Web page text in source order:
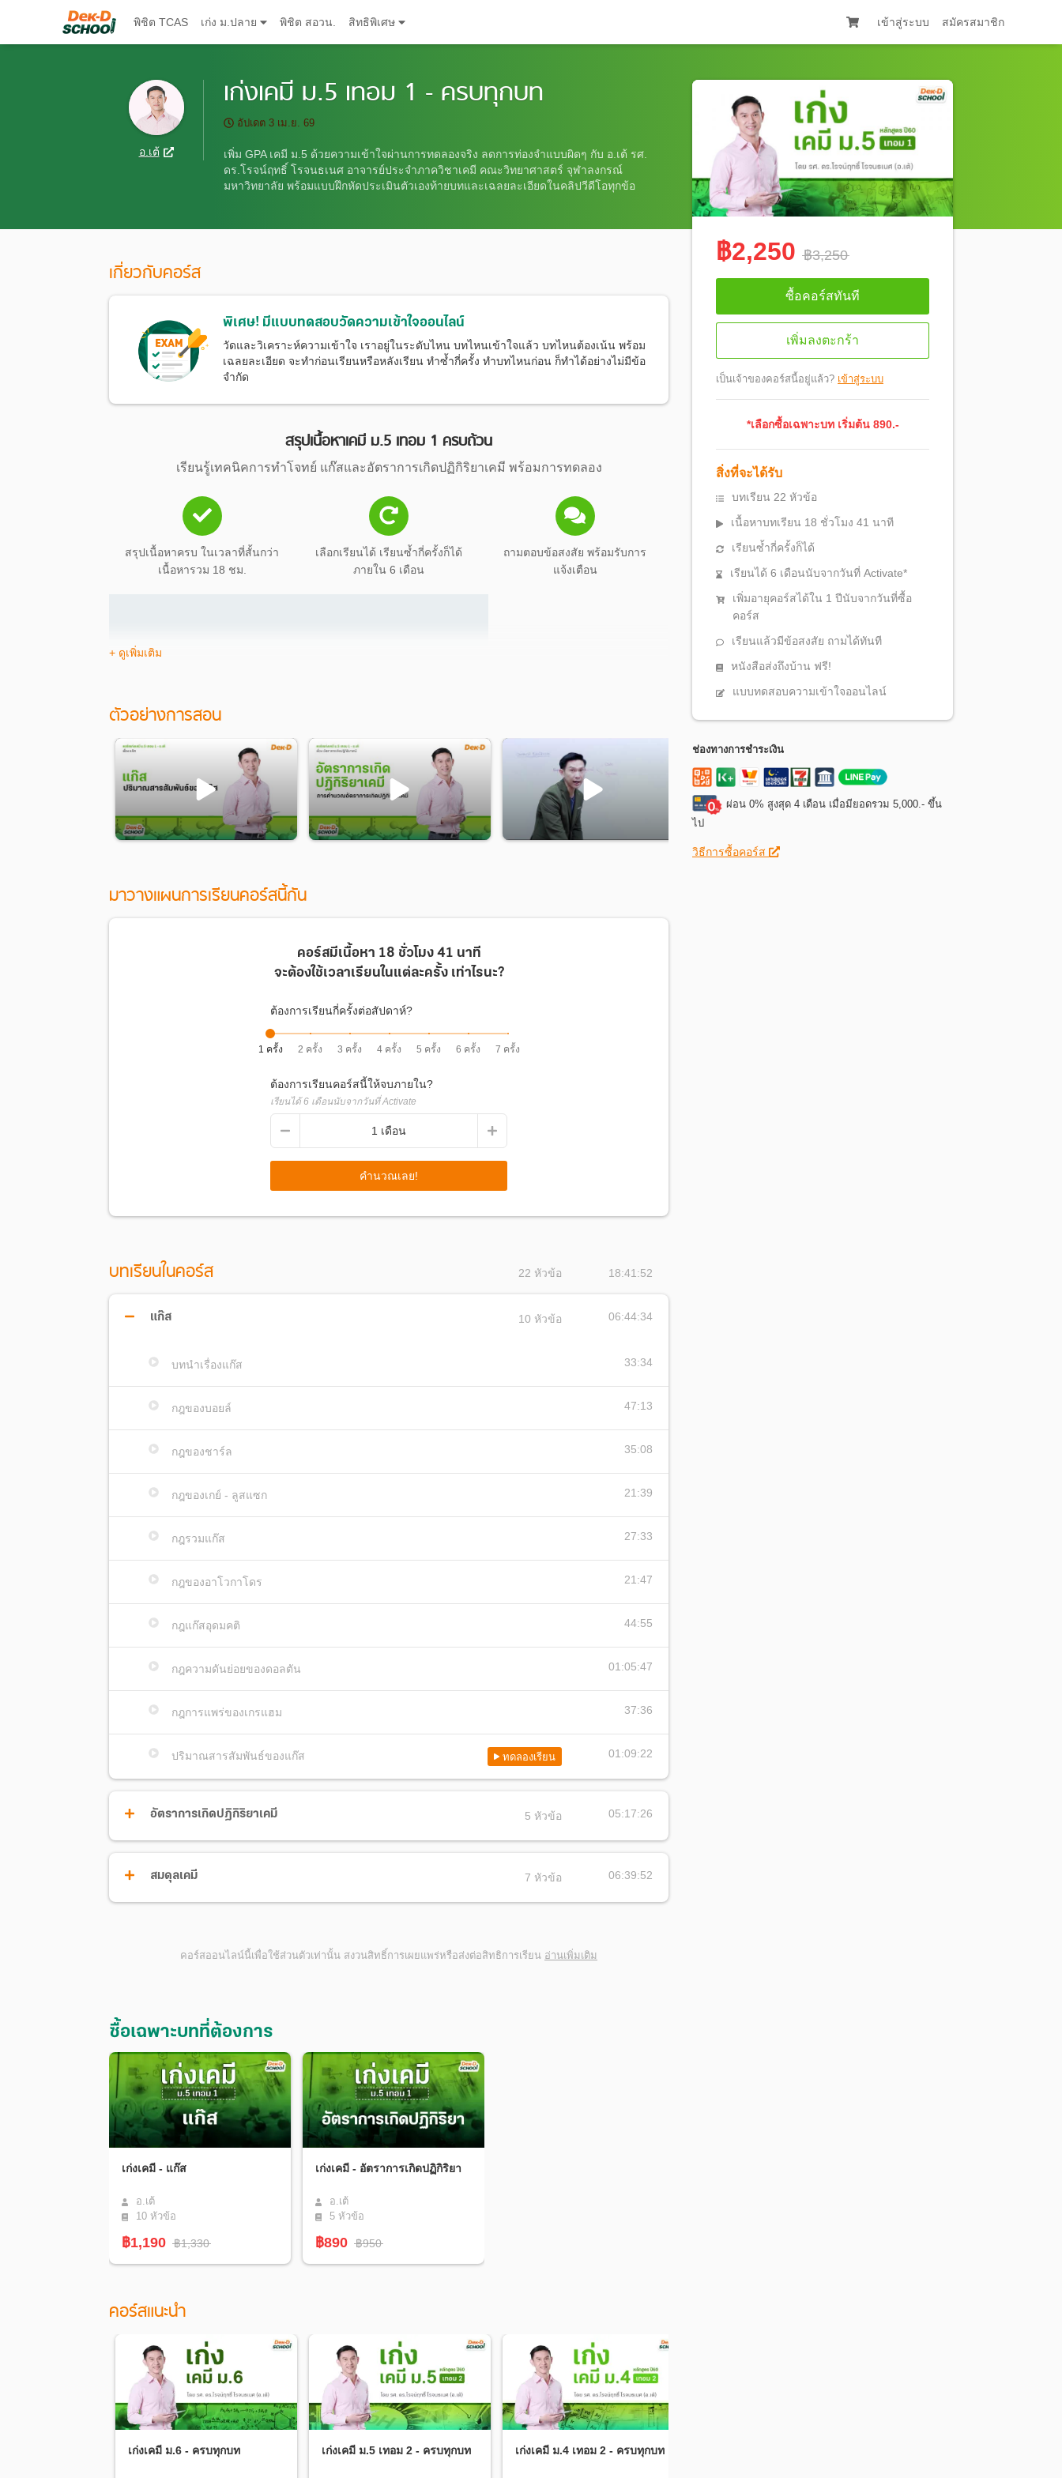
พิชิต TCAS เก่ง ม.ปลาย พิชิต สอวน. สิทธิพิเศษ เข้าสู่ระบบ สมัครสมาชิก
อ.เต้
เก่งเคมี ม.5 เทอม 1 - ครบทุกบท
อัปเดต 3 เม.ย. 69
เพิ่ม GPA เคมี ม.5 ด้วยความเข้าใจผ่านการทดลองจริง ลดการท่องจำแบบผิดๆ กับ อ.เต้ รศ.
ดร.โรจน์ฤทธิ์ โรจนธเนศ อาจารย์ประจำภาควิชาเคมี คณะวิทยาศาสตร์ จุฬาลงกรณ์
มหาวิทยาลัย พร้อมแบบฝึกหัดประเมินตัวเองท้ายบทและเฉลยละเอียดในคลิปวีดีโอทุกข้อ
฿2,250 ฿3,250
ซื้อคอร์สทันที
เพิ่มลงตะกร้า
เป็นเจ้าของคอร์สนี้อยู่แล้ว? เข้าสู่ระบบ
*เลือกซื้อเฉพาะบท เริ่มต้น 890.-
สิ่งที่จะได้รับ
บทเรียน 22 หัวข้อ
เนื้อหาบทเรียน 18 ชั่วโมง 41 นาที
เรียนซ้ำกี่ครั้งก็ได้
เรียนได้ 6 เดือนนับจากวันที่ Activate*
เพิ่มอายุคอร์สได้ใน 1 ปีนับจากวันที่ซื้อ
คอร์ส
เรียนแล้วมีข้อสงสัย ถามได้ทันที
หนังสือส่งถึงบ้าน ฟรี!
แบบทดสอบความเข้าใจออนไลน์
ช่องทางการชำระเงิน
ผ่อน 0% สูงสุด 4 เดือน เมื่อมียอดรวม 5,000.- ขึ้น
ไป
วิธีการซื้อคอร์ส
เกี่ยวกับคอร์ส
พิเศษ! มีแบบทดสอบวัดความเข้าใจออนไลน์
วัดและวิเคราะห์ความเข้าใจ เราอยู่ในระดับไหน บทไหนเข้าใจแล้ว บทไหนต้องเน้น พร้อม
เฉลยละเอียด จะทำก่อนเรียนหรือหลังเรียน ทำซ้ำกี่ครั้ง ทำบทไหนก่อน ก็ทำได้อย่างไม่มีข้อ
จำกัด
สรุปเนื้อหาเคมี ม.5 เทอม 1 ครบถ้วน
เรียนรู้เทคนิคการทำโจทย์ แก๊สและอัตราการเกิดปฏิกิริยาเคมี พร้อมการทดลอง
สรุปเนื้อหาครบ ในเวลาที่สั้นกว่า
เนื้อหารวม 18 ชม.
เลือกเรียนได้ เรียนซ้ำกี่ครั้งก็ได้
ภายใน 6 เดือน
ถามตอบข้อสงสัย พร้อมรับการ
แจ้งเตือน
พิเศษสุด!
รศ. ดร.โรจน์ฤทธิ์ โรจนธเนศ (อ.เต้)
อาจารย์พิเศษติวโอลิมปิกวิชาการในโรงเรียนชั้นนำมากกว่า 10 ปี
อาจารย์พิเศษในโรงเรียนชั้นนำ เช่น สวนกุหลาบ, เตรียมอุดมฯ, เตรียมน้อมฯ, สตรีวิทย์ และหน่วยงานด้านการ
ศึกษาต่างๆ มากกว่า 10 แห่ง ประสบการณ์การสอนมากกว่า 10 ปี
จบปริญญาเอกด้านเคมีอินทรีย์เกี่ยวกับการสังเคราะห์และการใช้ประยุกต์ใช้แรงระหว่างโมเลกุล
+ ดูเพิ่มเติม
ตัวอย่างการสอน
มาวางแผนการเรียนคอร์สนี้กัน
คอร์สมีเนื้อหา 18 ชั่วโมง 41 นาที
จะต้องใช้เวลาเรียนในแต่ละครั้งเท่าไรนะ?
ต้องการเรียนกี่ครั้งต่อสัปดาห์?
1 ครั้ง 2 ครั้ง 3 ครั้ง 4 ครั้ง 5 ครั้ง 6 ครั้ง 7 ครั้ง
ต้องการเรียนคอร์สนี้ให้จบภายใน?
เรียนได้6 เดือนนับจากวันที่ Activate
1 เดือน
คำนวณเลย!
บทเรียนในคอร์ส 22 หัวข้อ 18:41:52
แก๊ส 10 หัวข้อ 06:44:34
บทนำเรื่องแก๊ส 33:34
กฎของบอยล์ 47:13
กฎของชาร์ล 35:08
กฎของเกย์ - ลูสแซก 21:39
กฎรวมแก๊ส 27:33
กฎของอาโวกาโดร 21:47
กฎแก๊สอุดมคติ 44:55
กฎความดันย่อยของดอลตัน 01:05:47
กฎการแพร่ของเกรแฮม 37:36
ปริมาณสารสัมพันธ์ของแก๊ส ทดลองเรียน 01:09:22
อัตราการเกิดปฏิกิริยาเคมี 5 หัวข้อ 05:17:26
สมดุลเคมี 7 หัวข้อ 06:39:52
คอร์สออนไลน์นี้เพื่อใช้ส่วนตัวเท่านั้น สงวนสิทธิ์การเผยแพร่หรือส่งต่อสิทธิการเรียน อ่านเพิ่มเติม
ซื้อเฉพาะบทที่ต้องการ
เก่งเคมี - แก๊ส
อ.เต้
10 หัวข้อ
฿1,190 ฿1,330
เก่งเคมี - อัตราการเกิดปฏิกิริยา
อ.เต้
5 หัวข้อ
฿890 ฿950
คอร์สแนะนำ
เก่งเคมี ม.6 - ครบทุกบท เก่งเคมี ม.5 เทอม 2 - ครบทุกบท เก่งเคมี ม.4 เทอม 2 - ครบทุกบท